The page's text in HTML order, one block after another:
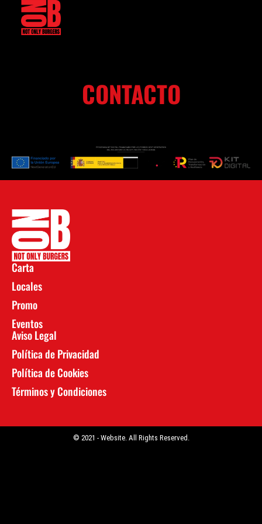
CONTACTO
Carta
Locales
Promo
Eventos
Aviso Legal
Política de Privacidad
Política de Cookies
Términos y Condiciones
© 2021 - Website. All Rights Reserved.